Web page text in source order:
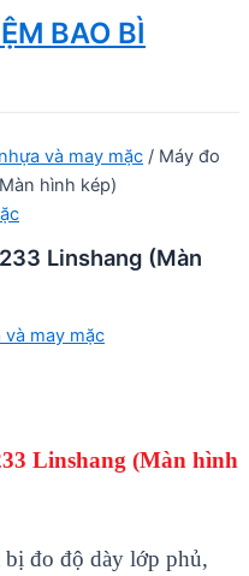
BAO BÌ
và may mặc / Máy đo
hình kép)
Linshang (Màn
may mặc
Linshang (Màn hình
đo độ dày lớp phủ,